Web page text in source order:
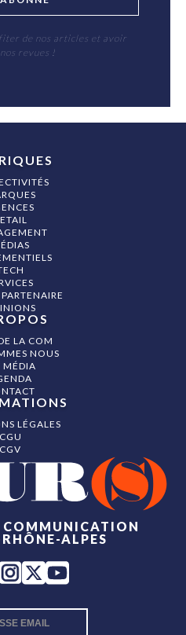
de nos articles et avoir
revues !
COMMUNICATION
ALPES
LA COM
NOUS
MÉDIA
LÉGALES
CGU
CGV